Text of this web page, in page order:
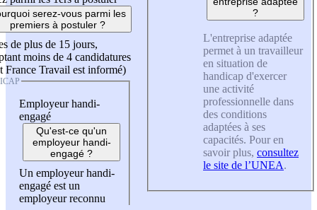
serez-vous parmi les
premiers à postuler ?
de plus de 15 jours,
moins de 4 candidatures
France Travail est informé)
Employeur handi-
engagé
Qu'est-ce qu'un
employeur handi-
engagé ?
Un employeur handi-
engagé est un
employeur reconnu
?
L'entreprise adaptée
permet à un travailleur
en situation de
handicap d'exercer
une activité
professionnelle dans
des conditions
adaptées à ses
capacités. Pour en
savoir plus, consultez
le site de l’UNEA.